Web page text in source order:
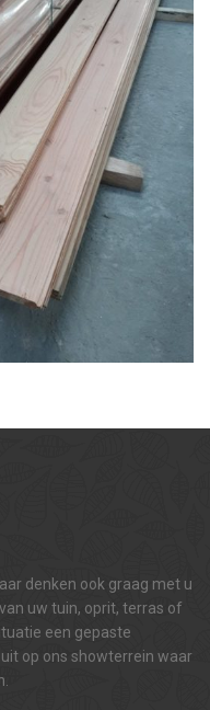
denken ook graag met u
uw tuin, oprit, terras of
een gepaste
op ons showterrein waar